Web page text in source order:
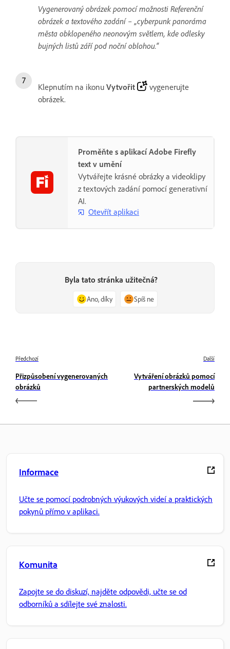
Vygenerovaný obrázek pomocí možnosti Referenční
obrázek a textového zadání – „cyberpunk panoráma
města obklopeného neonovým světlem, kde odlesky
bujných listů září pod noční oblohou.“
Klepnutím na ikonu Vytvořit
vygenerujte
obrázek.
Proměňte s aplikací Adobe Firefly
text v umění
Vytvářejte krásné obrázky a videoklipy
z textových zadání pomocí generativní
AI.
Otevřít aplikaci
Byla tato stránka užitečná?
Ano, díky Spíš ne
Předchozí
Přizpůsobení vygenerovaných
obrázků
Další
Vytváření obrázků pomocí
partnerských modelů
Informace
Učte se pomocí podrobných výukových videí a praktických
pokynů přímo v aplikaci.
Komunita
Zapojte se do diskuzí, najděte odpovědi, učte se od
odborníků a sdílejte své znalosti.